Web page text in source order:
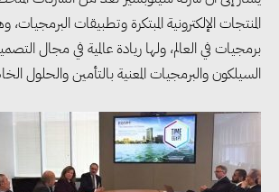
برمجيات في العالم، ولها ريادة عالمية في مجال
السيلكون والبرمجيات المعنية بالتأمين والحلول